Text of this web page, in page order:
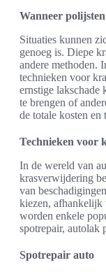
Wanneer
Situaties kunnen
genoeg is. Diepe
andere methoden.
technieken voor
ernstige lakschade
te brengen of
de totale kosten en
Technieken voor
In de wereld van
krasverwijdering
van
kiezen, afhankelijk
worden enkele
spotrepair, autolak
Spotrepair auto